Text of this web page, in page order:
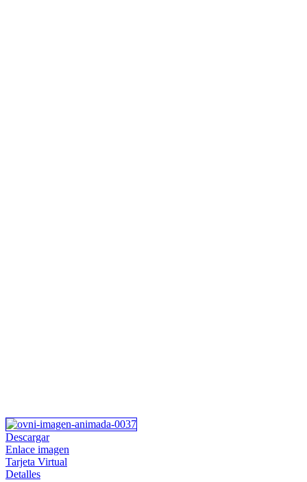
Descargar
Enlace imagen
Tarjeta Virtual
Detalles